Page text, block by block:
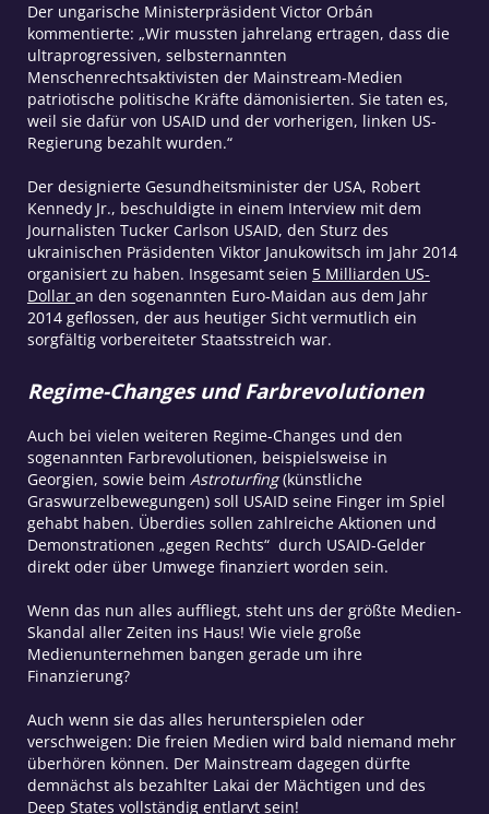
Der ungarische Ministerpräsident Victor Orbán
kommentierte: „Wir mussten jahrelang ertragen, dass die
ultraprogressiven, selbsternannten
Menschenrechtsaktivisten der Mainstream-Medien
patriotische politische Kräfte dämonisierten. Sie taten es,
weil sie dafür von USAID und der vorherigen, linken US-
Regierung bezahlt wurden.“
Der designierte Gesundheitsminister der USA, Robert
Kennedy Jr., beschuldigte in einem Interview mit dem
Journalisten Tucker Carlson USAID, den Sturz des
ukrainischen Präsidenten Viktor Janukowitsch im Jahr 2014
organisiert zu haben. Insgesamt seien 5 Milliarden US-
Dollar an den sogenannten Euro-Maidan aus dem Jahr
2014 geflossen, der aus heutiger Sicht vermutlich ein
sorgfältig vorbereiteter Staatsstreich war.
Regime-Changes und Farbrevolutionen
Auch bei vielen weiteren Regime-Changes und den
sogenannten Farbrevolutionen, beispielsweise in
Georgien, sowie beim Astroturfing(künstliche
Graswurzelbewegungen) soll USAID seine Finger im Spiel
gehabt haben. Überdies sollen zahlreiche Aktionen und
Demonstrationen „gegen Rechts“ durch USAID-Gelder
direkt oder über Umwege finanziert worden sein.
Wenn das nun alles auffliegt, steht uns der größte Medien-
Skandal aller Zeiten ins Haus! Wie viele große
Medienunternehmen bangen gerade um ihre
Finanzierung?
Auch wenn sie das alles herunterspielen oder
verschweigen: Die freien Medien wird bald niemand mehr
überhören können. Der Mainstream dagegen dürfte
demnächst als bezahlter Lakai der Mächtigen und des
Deep States vollständig entlarvt sein!